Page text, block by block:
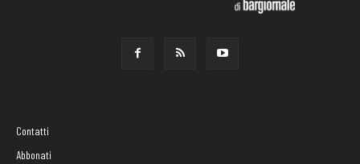
Contatti
Abbonati